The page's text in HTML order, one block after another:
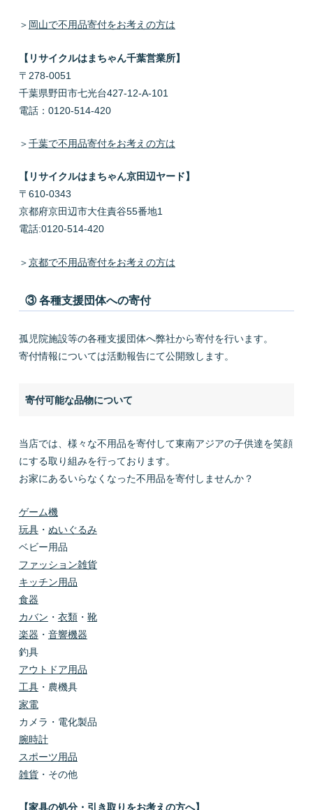
＞ 岡山で不用品寄付をお考えの方は
【リサイクルはまちゃん千葉営業所】
〒278-0051
千葉県野田市七光台427-12-A-101
電話：0120-514-420
＞千葉で不用品寄付をお考えの方は
【リサイクルはまちゃん京田辺ヤード】
〒610-0343
京都府京田辺市大住責谷55番地1
電話:0120-514-420
＞京都で不用品寄付をお考えの方は
③ 各種支援団体への寄付
孤児院施設等の各種支援団体へ弊社から寄付を行います。
寄付情報については活動報告にて公開致します。
寄付可能な品物について
当店では、様々な不用品を寄付して東南アジアの子供達を笑顔
にする取り組みを行っております。
お家にあるいらなくなった不用品を寄付しませんか？
ゲーム機
玩具・ ぬいぐるみ
ベビー用品
ファッション雑貨
キッチン用品
食器
カバン ・ 衣類・ 靴
楽器 ・ 音響機器
釣具
アウトドア用品
工具・農機具
家電
カメラ・電化製品
腕時計
スポーツ用品
雑貨・その他
【家具の処分・引き取りをお考えの方へ】